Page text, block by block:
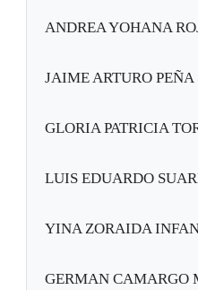
ANDREA YOHANA
JAIME ARTURO PEÑA
GLORIA PATRICIA
LUIS EDUARDO
YINA ZORAIDA
GERMAN CAMARGO